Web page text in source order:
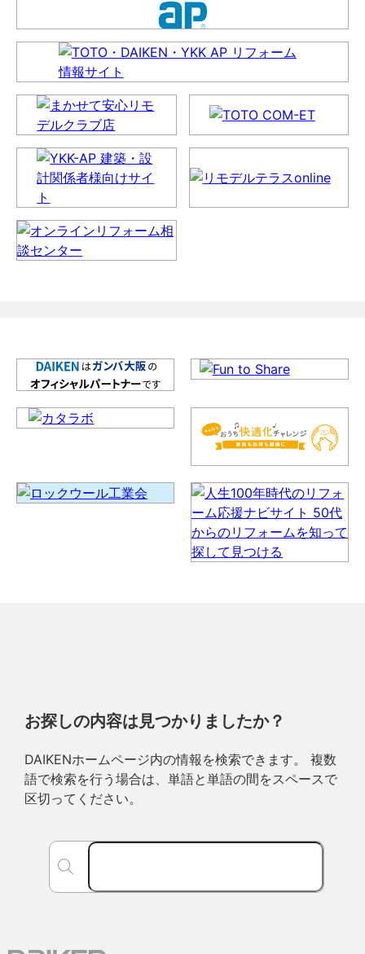
お探しの内容は見つかりましたか？
DAIKENホームページ内の情報を検索できます。 複数
語で検索を行う場合は、単語と単語の間をスペースで
区切ってください。